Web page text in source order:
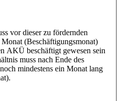
vor dieser zu fördernden
(Beschäftigungsmonat)
AKÜ beschäftigt gewesen sein
muss nach Ende des
mindestens ein Monat lang